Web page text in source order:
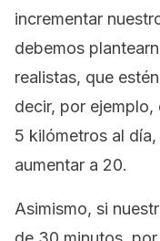
incrementar
debemos
realistas, que
decir, por
5 kilómetros al
aumentar a 20.
Asimismo, si